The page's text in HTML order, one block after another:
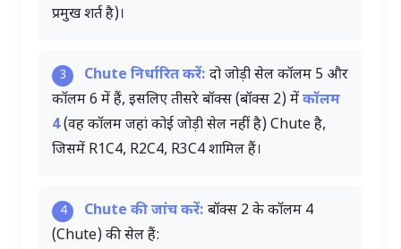
प्रमुख शर्त है)।
3 Chute निर्धारित करें: दो जोड़ी सेल कॉलम 5 और
कॉलम 6 में हैं, इसलिए तीसरे बॉक्स (बॉक्स 2) मेंकॉलम
4(वह कॉलम जहां कोई जोड़ी सेल नहीं है) Chute है,
जिसमें R1C4, R2C4, R3C4 शामिल हैं।
4 Chute की जांच करें: बॉक्स 2 के कॉलम 4
(Chute) की सेल हैं: